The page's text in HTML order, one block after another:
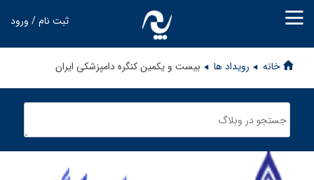
ثبت نام / ورود
خانه رویداد ها بیست و یکمین کنگره دامپزشکی ایران